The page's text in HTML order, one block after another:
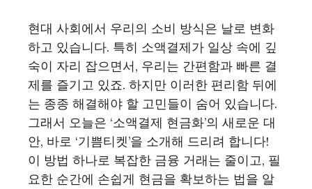
현대 사회에서 우리의 소비 방식은 날로 변화
하고 있습니다. 특히 소액결제가 일상 속에 깊
숙이 자리 잡으면서, 우리는 간편함과 빠른 결
제를 즐기고 있죠. 하지만 이러한 편리함 뒤에
는 종종 해결해야 할 고민들이 숨어 있습니다.
그래서 오늘은 ‘소액결제 현금화’의 새로운 대
안, 바로 ‘기쁨티켓’을 소개해 드리려 합니다!
이 방법 하나로 복잡한 금융 거래는 줄이고, 필
요한 순간에 손쉽게 현금을 확보하는 법을 알